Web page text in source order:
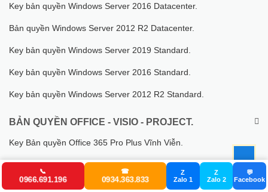
Key bản quyền Windows Server 2016 Datacenter.
Bản quyền Windows Server 2012 R2 Datacenter.
Key bản quyền Windows Server 2019 Standard.
Key bản quyền Windows Server 2016 Standard.
Key bản quyền Windows Server 2012 R2 Standard.
BẢN QUYỀN OFFICE - VISIO - PROJECT.
Key Bản quyền Office 365 Pro Plus Vĩnh Viễn.
Key Bản Quyền Visio 2019 Pro Vĩnh Viễn.
Key Bản Quyền Project 2019 Pro Vĩnh Viễn.
📞
0966.691.196
☎
0934.363.833
Z
Zalo 1
Z
Zalo 2
💬
Facebook